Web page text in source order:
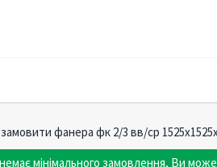
фанера фк 2/3 вв/ср
мінімального замовлення, Ви